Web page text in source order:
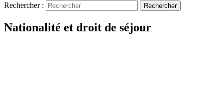
Rechercher :
Nationalité et droit de séjour